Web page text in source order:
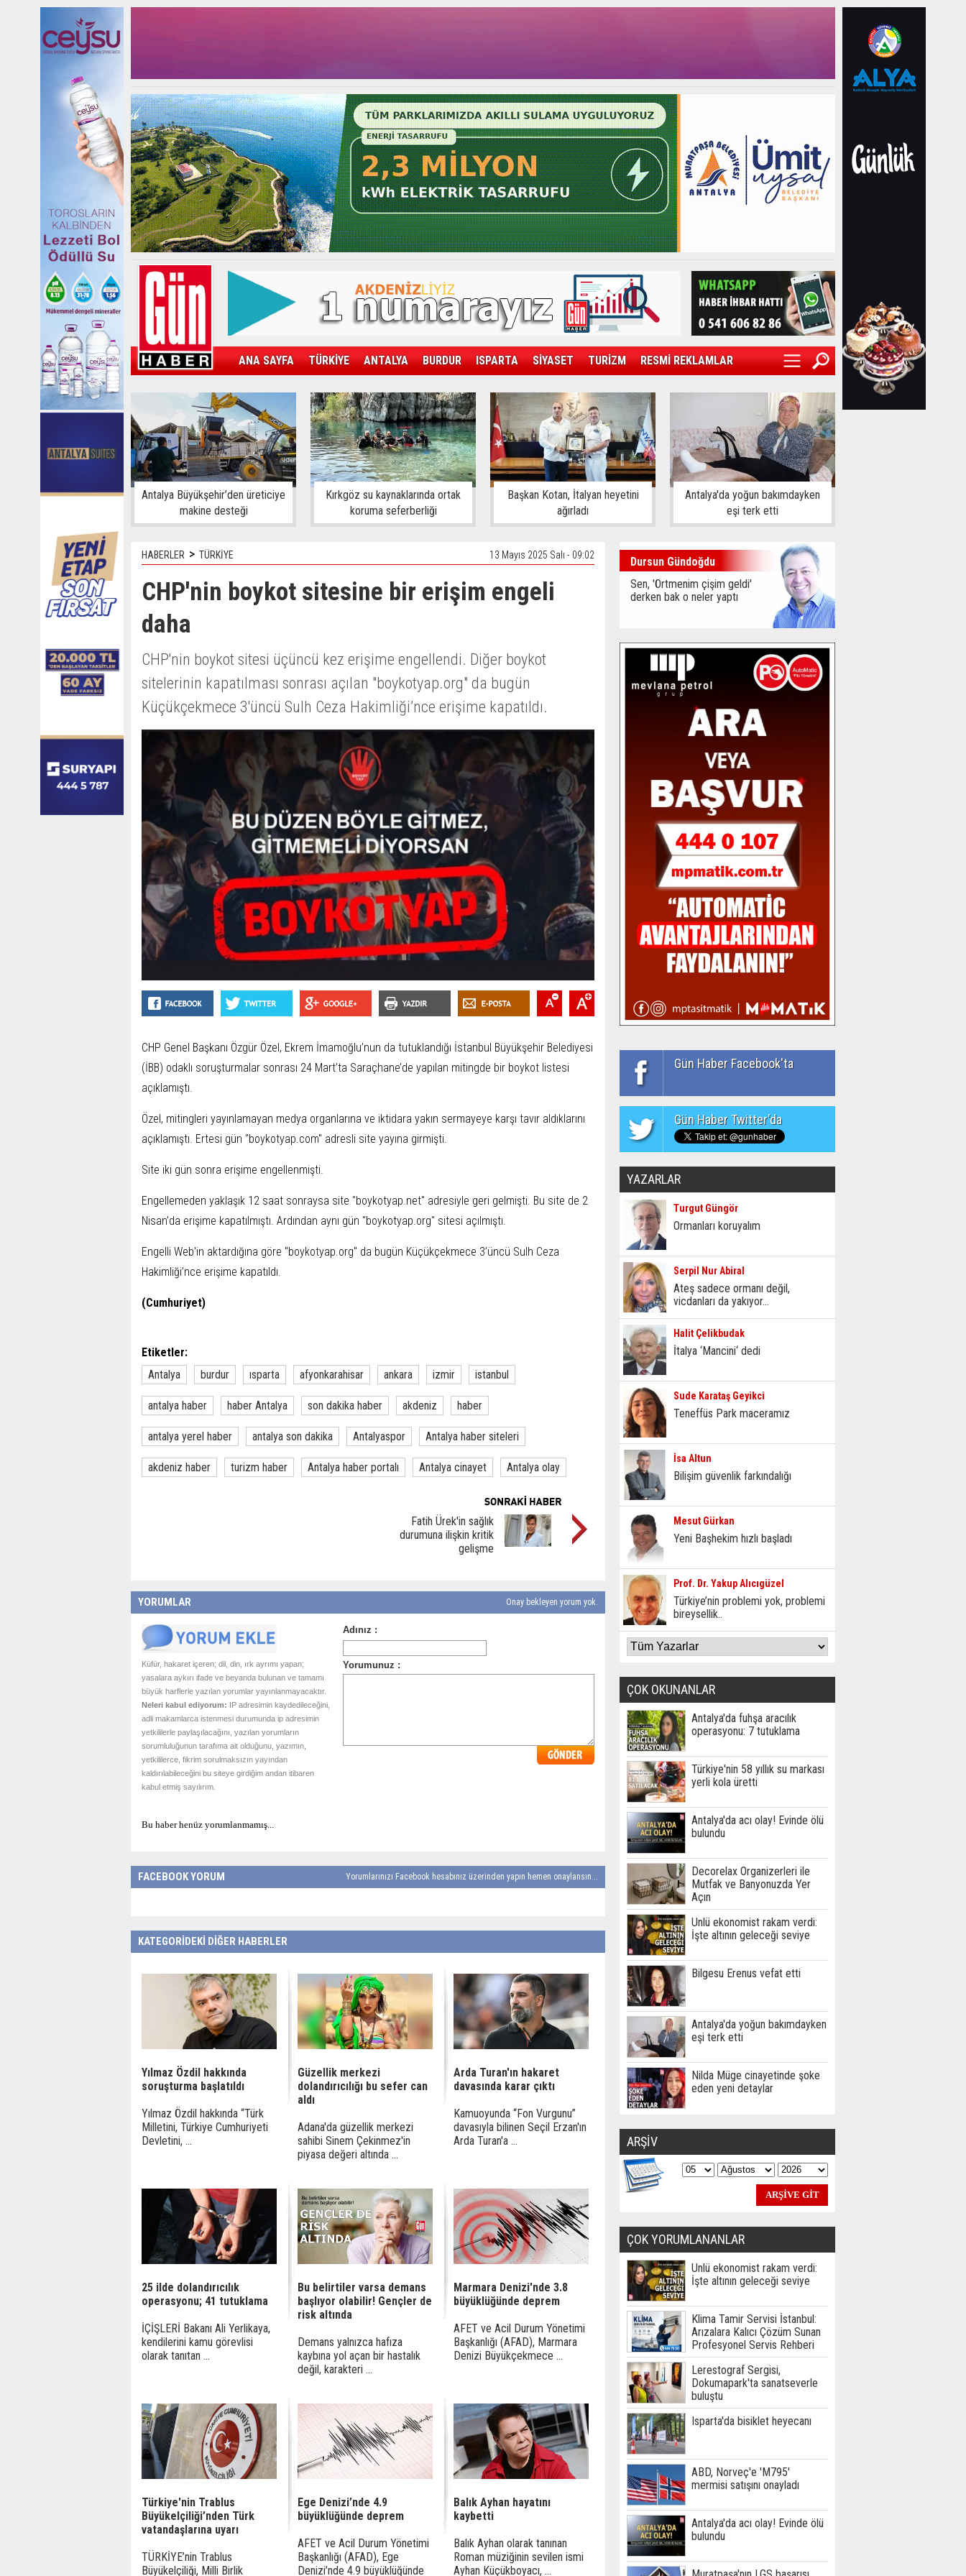
ANA SAYFA TÜRKİYE ANTALYA BURDUR ISPARTA SİYASET TURİZM RESMİ REKLAMLAR
KAMPÜS SPOR GÜN'ÜN ÜRÜNÜ SAĞLIK EKONOMİ DÜNYA
Antalya Büyükşehir’den üreticiye
makine desteği
Kırkgöz su kaynaklarında ortak
koruma seferberliği
Başkan Kotan, İtalyan heyetini
ağırladı
Antalya'da yoğun bakımdayken
eşi terk etti
HABERLER > TÜRKİYE 13 Mayıs 2025 Salı - 09:02
CHP'nin boykot sitesine bir erişim engeli
daha
CHP'nin boykot sitesi üçüncü kez erişime engellendi. Diğer boykot
sitelerinin kapatılması sonrası açılan "boykotyap.org" da bugün
Küçükçekmece 3'üncü Sulh Ceza Hakimliği’nce erişime kapatıldı.
CHP Genel Başkanı Özgür Özel, Ekrem İmamoğlu’nun da tutuklandığı İstanbul Büyükşehir Belediyesi
(İBB) odaklı soruşturmalar sonrası 24 Mart’ta Saraçhane’de yapılan mitingde bir boykot listesi
açıklamıştı.
Özel, mitingleri yayınlamayan medya organlarına ve iktidara yakın sermayeye karşı tavır aldıklarını
açıklamıştı. Ertesi gün "boykotyap.com" adresli site yayına girmişti.
Site iki gün sonra erişime engellenmişti.
Engellemeden yaklaşık 12 saat sonraysa site "boykotyap.net" adresiyle geri gelmişti. Bu site de 2
Nisan’da erişime kapatılmıştı. Ardından aynı gün "boykotyap.org" sitesi açılmıştı.
Engelli Web'in aktardığına göre "boykotyap.org" da bugün Küçükçekmece 3’üncü Sulh Ceza
Hakimliği’nce erişime kapatıldı.
(Cumhuriyet)
Etiketler:
Antalya
burdur ısparta afyonkarahisar ankara izmir istanbul
antalya haber haber Antalya son dakika haber akdeniz haber
antalya yerel haber antalya son dakika Antalyaspor Antalya haber siteleri
akdeniz haber turizm haber Antalya haber portalı Antalya cinayet Antalya olay
Fatih Ürek'in sağlık
durumuna ilişkin kritik
gelişme
YORUMLAR Onay bekleyen yorum yok.
Küfür, hakaret içeren; dil, din, ırk ayrımı yapan;
yasalara aykırı ifade ve beyanda bulunan ve tamamı
büyük harflerle yazılan yorumlar yayınlanmayacaktır.
Neleri kabul ediyorum: IP adresimin kaydedileceğini,
adli makamlarca istenmesi durumunda ip adresimin
yetkililerle paylaşılacağını, yazılan yorumların
sorumluluğunun tarafıma ait olduğunu, yazımın,
yetkililerce, fikrim sorulmaksızın yayından
kaldırılabileceğini bu siteye girdiğim andan itibaren
kabul etmiş sayılırım.
Bu haber henüz yorumlanmamış...
FACEBOOK YORUM Yorumlarınızı Facebook hesabınız üzerinden yapın hemen onaylansın...
KATEGORİDEKİ DİĞER HABERLER
Yılmaz Özdil hakkında
soruşturma başlatıldı
Yılmaz Özdil hakkında “Türk
Milletini, Türkiye Cumhuriyeti
Devletini, ...
Güzellik merkezi
dolandırıcılığı bu sefer can
aldı
Adana'da güzellik merkezi
sahibi Sinem Çekinmez'in
piyasa değeri altında ...
Arda Turan'ın hakaret
davasında karar çıktı
Kamuoyunda “Fon Vurgunu”
davasıyla bilinen Seçil Erzan'ın
Arda Turan'a ...
25 ilde dolandırıcılık
operasyonu; 41 tutuklama
İÇİŞLERİ Bakanı Ali Yerlikaya,
kendilerini kamu görevlisi
olarak tanıtan ...
Bu belirtiler varsa demans
başlıyor olabilir! Gençler de
risk altında
Demans yalnızca hafıza
kaybına yol açan bir hastalık
değil, karakteri ...
Marmara Denizi'nde 3.8
büyüklüğünde deprem
AFET ve Acil Durum Yönetimi
Başkanlığı (AFAD), Marmara
Denizi Büyükçekmece ...
Türkiye'nin Trablus
Büyükelçiliği’nden Türk
vatandaşlarına uyarı
TÜRKİYE’nin Trablus
Büyükelçiliği, Milli Birlik
Ege Denizi’nde 4.9
büyüklüğünde deprem
AFET ve Acil Durum Yönetimi
Başkanlığı (AFAD), Ege
Denizi’nde 4.9 büyüklüğünde
Balık Ayhan hayatını
kaybetti
Balık Ayhan olarak tanınan
Roman müziğinin sevilen ismi
Ayhan Küçükboyacı, ...
Dursun Gündoğdu
Sen, 'Örtmenim çişim geldi'
derken bak o neler yaptı
Gün Haber Facebook'ta
Gün Haber Twitter'da
YAZARLAR
Turgut Güngör
Ormanları koruyalım
Serpil Nur Abiral
Ateş sadece ormanı değil,
vicdanları da yakıyor...
Halit Çelikbudak
İtalya ‘Mancini‘ dedi
Sude Karataş Geyikci
Teneffüs Park maceramız
İsa Altun
Bilişim güvenlik farkındalığı
Mesut Gürkan
Yeni Başhekim hızlı başladı
Prof. Dr. Yakup Alıcıgüzel
Türkiye’nin problemi yok, problemi
bireysellik..
ÇOK OKUNANLAR
Antalya'da fuhşa aracılık
operasyonu: 7 tutuklama
Türkiye'nin 58 yıllık su markası
yerli kola üretti
Antalya'da acı olay! Evinde ölü
bulundu
Decorelax Organizerleri ile
Mutfak ve Banyonuzda Yer
Açın
Ünlü ekonomist rakam verdi:
İşte altının geleceği seviye
Bilgesu Erenus vefat etti
Antalya'da yoğun bakımdayken
eşi terk etti
Nilda Müge cinayetinde şoke
eden yeni detaylar
ARŞİV
ÇOK YORUMLANANLAR
Ünlü ekonomist rakam verdi:
İşte altının geleceği seviye
Klima Tamir Servisi İstanbul:
Arızalara Kalıcı Çözüm Sunan
Profesyonel Servis Rehberi
Lerestograf Sergisi,
Dokumapark'ta sanatseverle
buluştu
Isparta'da bisiklet heyecanı
ABD, Norveç'e 'M795'
mermisi satışını onayladı
Antalya'da acı olay! Evinde ölü
bulundu